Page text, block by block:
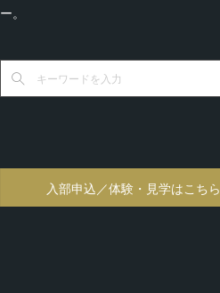
ー。
入部申込／体験・見学はこちら